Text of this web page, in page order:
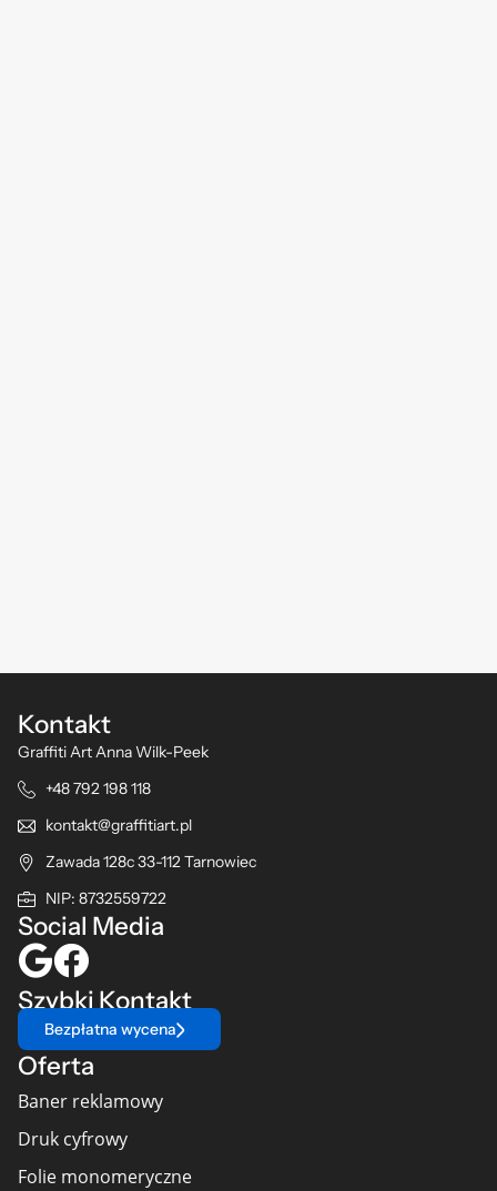
Oferta
Baner reklamowy
Druk cyfrowy
Folie monomeryczne
Kontakt
Graffiti Art Anna Wilk-Peek
+48 792 198 118
kontakt@graffitiart.pl
Zawada 128c 33-112 Tarnowiec
NIP: 8732559722
Social Media
Szybki Kontakt
Bezpłatna wycena